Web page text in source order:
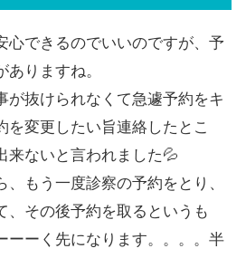
心できるのでいいのですが、予
りますね。
が抜けられなくて急遽予約をキ
を変更したい旨連絡したとこ
来ないと言われました💦
もう一度診察の予約をとり、
、その後予約を取るというも
ーーく先になります。。。。半